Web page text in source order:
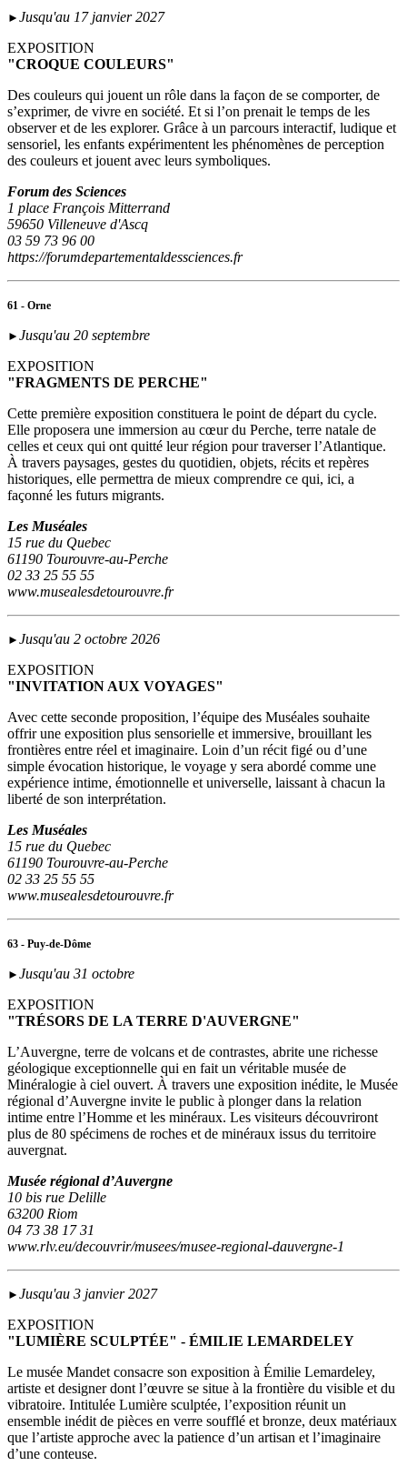
► Jusqu'au 17 janvier 2027
EXPOSITION
"CROQUE COULEURS"
Des couleurs qui jouent un rôle dans la façon de se comporter, de
s’exprimer, de vivre en société. Et si l’on prenait le temps de les
observer et de les explorer. Grâce à un parcours interactif, ludique et
sensoriel, les enfants expérimentent les phénomènes de perception
des couleurs et jouent avec leurs symboliques.
Forum des Sciences
1 place François Mitterrand
59650 Villeneuve d'Ascq
03 59 73 96 00
https://forumdepartementaldessciences.fr
61 - Orne
► Jusqu'au 20 septembre
EXPOSITION
"FRAGMENTS DE PERCHE"
Cette première exposition constituera le point de départ du cycle.
Elle proposera une immersion au cœur du Perche, terre natale de
celles et ceux qui ont quitté leur région pour traverser l’Atlantique.
À travers paysages, gestes du quotidien, objets, récits et repères
historiques, elle permettra de mieux comprendre ce qui, ici, a
façonné les futurs migrants.
Les Muséales
15 rue du Quebec
61190 Tourouvre-au-Perche
02 33 25 55 55
www.musealesdetourouvre.fr
► Jusqu'au 2 octobre 2026
EXPOSITION
"INVITATION AUX VOYAGES"
Avec cette seconde proposition, l’équipe des Muséales souhaite
offrir une exposition plus sensorielle et immersive, brouillant les
frontières entre réel et imaginaire. Loin d’un récit figé ou d’une
simple évocation historique, le voyage y sera abordé comme une
expérience intime, émotionnelle et universelle, laissant à chacun la
liberté de son interprétation.
Les Muséales
15 rue du Quebec
61190 Tourouvre-au-Perche
02 33 25 55 55
www.musealesdetourouvre.fr
63 - Puy-de-Dôme
► Jusqu'au 31 octobre
EXPOSITION
"TRÉSORS DE LA TERRE D'AUVERGNE"
L’Auvergne, terre de volcans et de contrastes, abrite une richesse
géologique exceptionnelle qui en fait un véritable musée de
Minéralogie à ciel ouvert. À travers une exposition inédite, le Musée
régional d’Auvergne invite le public à plonger dans la relation
intime entre l’Homme et les minéraux. Les visiteurs découvriront
plus de 80 spécimens de roches et de minéraux issus du territoire
auvergnat.
Musée régional d’Auvergne
10 bis rue Delille
63200 Riom
04 73 38 17 31
www.rlv.eu/decouvrir/musees/musee-regional-dauvergne-1
► Jusqu'au 3 janvier 2027
EXPOSITION
"LUMIÈRE SCULPTÉE" - ÉMILIE LEMARDELEY
Le musée Mandet consacre son exposition à Émilie Lemardeley,
artiste et designer dont l’œuvre se situe à la frontière du visible et du
vibratoire. Intitulée Lumière sculptée, l’exposition réunit un
ensemble inédit de pièces en verre soufflé et bronze, deux matériaux
que l’artiste approche avec la patience d’un artisan et l’imaginaire
d’une conteuse.